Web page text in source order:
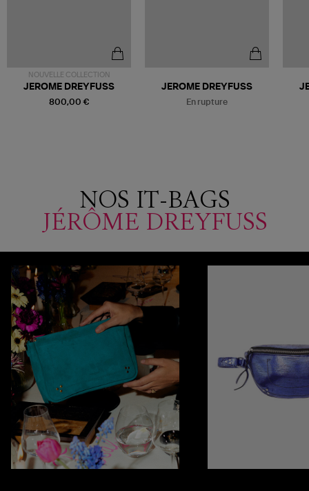
NOUVELLE COLLECTION
800,00 €
JEROME DREYFUSS
En rupture
JEROME DREYFUSS
NOS IT-BAGS
JÉRÔME DREYFUSS